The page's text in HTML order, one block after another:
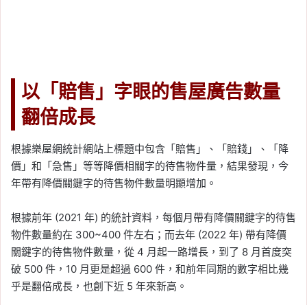
以「賠售」字眼的售屋廣告數量
翻倍成長
根據樂屋網統計網站上標題中包含「賠售」、「賠錢」、「降
價」和「急售」等等降價相關字的待售物件量，結果發現，今
年帶有降價關鍵字的待售物件數量明顯增加。
根據前年 (2021 年) 的統計資料，每個月帶有降價關鍵字的待售
物件數量約在 300~400 件左右；而去年 (2022 年) 帶有降價
關鍵字的待售物件數量，從 4 月起一路增長，到了 8 月首度突
破 500 件，10 月更是超過 600 件，和前年同期的數字相比幾
乎是翻倍成長，也創下近 5 年來新高。